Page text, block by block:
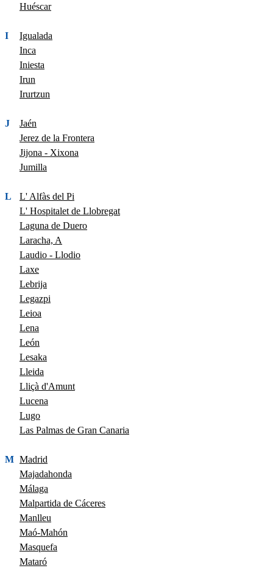
Huéscar
I
Igualada
Inca
Iniesta
Irun
Irurtzun
J
Jaén
Jerez de la Frontera
Jijona - Xixona
Jumilla
L
L' Alfàs del Pi
L' Hospitalet de Llobregat
Laguna de Duero
Laracha, A
Laudio - Llodio
Laxe
Lebrija
Legazpi
Leioa
Lena
León
Lesaka
Lleida
Lliçà d'Amunt
Lucena
Lugo
Las Palmas de Gran Canaria
M Madrid
Majadahonda
Málaga
Malpartida de Cáceres
Manlleu
Maó-Mahón
Masquefa
Mataró